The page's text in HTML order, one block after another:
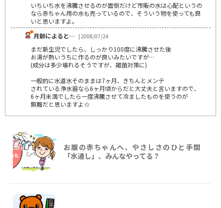
いちいち水を沸騰させるのが面倒だけど市販の水は心配というの
なら赤ちゃん用の水も売っているので、そういう物を使っても良
いと思いますよ。
月齢によると… | 2008/07/24
まだ新生児でしたら、しっかり100度に沸騰させた後
お湯が熱いうちに作るのが良いみたいですが…
(成分は多少壊れるそうですが、雑菌対策に)
一般的に水道水そのままは7ヶ月、きちんとメンテ
されている浄水器なら6ヶ月頃からだと大丈夫と言いますので、
6ヶ月未満でしたら一度沸騰させて冷ましたものを使うのが
無難だと思いますよ☆
お腹の赤ちゃんへ、やさしさのひと手間
「水通し」、みんなやってる？